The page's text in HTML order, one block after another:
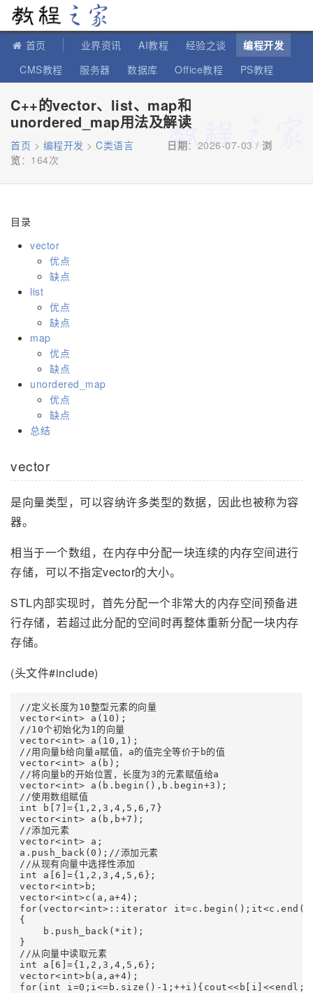
首页 业界资讯 AI教程 经验之谈
编程开发
CMS教程
服务器 数据库 Office教程
PS教程
C++的vector、list、map和
unordered_map用法及解读
首页 > 编程开发 > C类语言 日期：2026-07-03 / 浏
览： 164次
目录
vector
优点
缺点
list
优点
缺点
map
优点
缺点
unordered_map
优点
缺点
总结
vector
是向量类型，可以容纳许多类型的数据，因此也被称为容
器。
相当于一个数组，在内存中分配一块连续的内存空间进行
存储，可以不指定vector的大小。
STL内部实现时，首先分配一个非常大的内存空间预备进
行存储，若超过此分配的空间时再整体重新分配一块内存
存储。
(头文件#include)
//定义长度为10整型元素的向量
vector<int> a(10);
//10个初始化为1的向量
vector<int> a(10,1);
//用向量b给向量a赋值，a的值完全等价于b的值
vector<int> a(b);
//将向量b的开始位置，长度为3的元素赋值给a
vector<int> a(b.begin(),b.begin+3);
//使用数组赋值
int b[7]={1,2,3,4,5,6,7}
vector<int> a(b,b+7);
//添加元素
vector<int> a;
a.push_back(0);//添加元素
//从现有向量中选择性添加
int a[6]={1,2,3,4,5,6};
vector<int>b;
vector<int>c(a,a+4);
for(vector<int>::iterator
{
    b.push_back(*it);
}
//从向量中读取元素
int a[6]={1,2,3,4,5,6};
vector<int>b(a,a+4);
for(int i=0;i<=b.size()-1;++i){cout<<b[i]<<endl;}